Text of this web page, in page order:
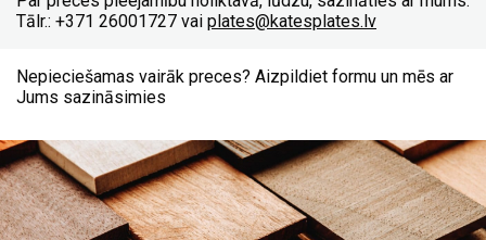
Tālr.: +371 26001727 vai plates@katesplates.lv
Nepieciešamas vairāk preces? Aizpildiet formu un mēs ar
Jums sazināsimies